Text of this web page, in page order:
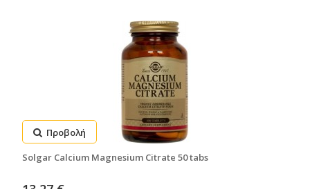
Προβολή
Solgar Calcium Magnesium Citrate 50 tabs